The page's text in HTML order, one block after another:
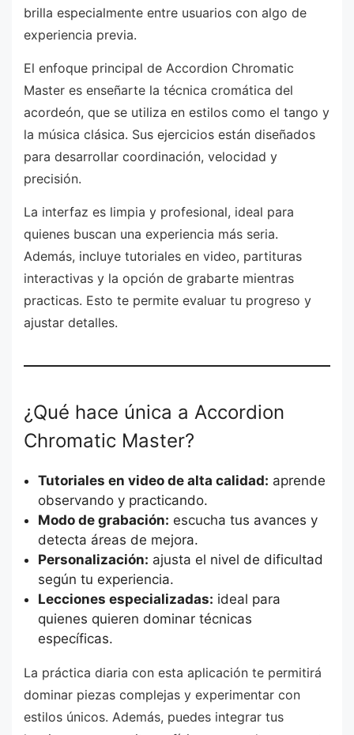
brilla especialmente entre usuarios con algo de
experiencia previa.
El enfoque principal de Accordion Chromatic
Master es enseñarte la técnica cromática del
acordeón, que se utiliza en estilos como el tango y
la música clásica. Sus ejercicios están diseñados
para desarrollar coordinación, velocidad y
precisión.
La interfaz es limpia y profesional, ideal para
quienes buscan una experiencia más seria.
Además, incluye tutoriales en video, partituras
interactivas y la opción de grabarte mientras
practicas. Esto te permite evaluar tu progreso y
ajustar detalles.
¿Qué hace única a Accordion
Chromatic Master?
Tutoriales en video de alta calidad: aprende
observando y practicando.
Modo de grabación: escucha tus avances y
detecta áreas de mejora.
Personalización: ajusta el nivel de dificultad
según tu experiencia.
Lecciones especializadas: ideal para
quienes quieren dominar técnicas
específicas.
La práctica diaria con esta aplicación te permitirá
dominar piezas complejas y experimentar con
estilos únicos. Además, puedes integrar tus